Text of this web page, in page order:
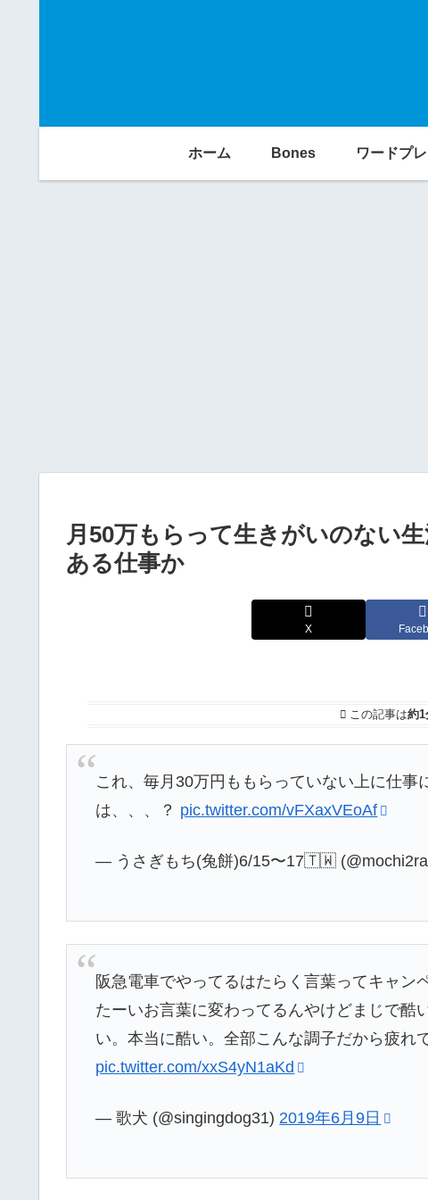
ホーム Bones ワードプ
月50万もらって生きがいのない
ある仕事か
X
この記事は約1
これ、毎月30万円ももらっていない上に仕
は、、、？ pic.twitter.com/vFXaxVEoAf
— うさぎもち(兔餅)6/15〜17🇹🇼
阪急電車でやってるはたらく言葉ってキャ
たーいお言葉に変わってるんやけどまじで酷
い。本当に酷い。全部こんな調子だから疲れ
pic.twitter.com/xxS4yN1aKd
— 歌犬 (@singingdog31) 2019年6月9日